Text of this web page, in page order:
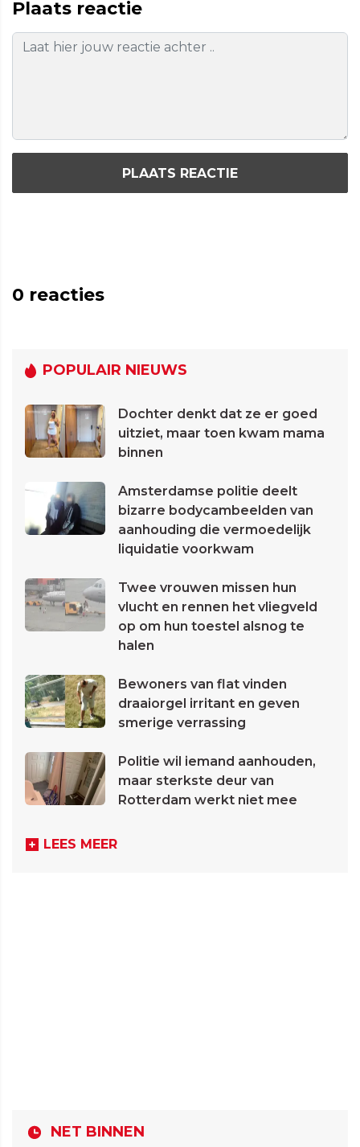
Plaats reactie
PLAATS REACTIE
0 reacties
POPULAIR NIEUWS
Dochter denkt dat ze er goed
uitziet, maar toen kwam mama
binnen
Amsterdamse politie deelt
bizarre bodycambeelden van
aanhouding die vermoedelijk
liquidatie voorkwam
Twee vrouwen missen hun
vlucht en rennen het vliegveld
op om hun toestel alsnog te
halen
Bewoners van flat vinden
draaiorgel irritant en geven
smerige verrassing
Politie wil iemand aanhouden,
maar sterkste deur van
Rotterdam werkt niet mee
LEES MEER
NET BINNEN